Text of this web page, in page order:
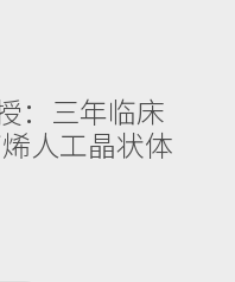
：三年临床
人工晶状体